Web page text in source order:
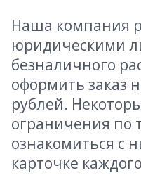
Наша компания
юридическими
безналичного
оформить заказ
рублей.
ограничения по
ознакомиться с
карточке